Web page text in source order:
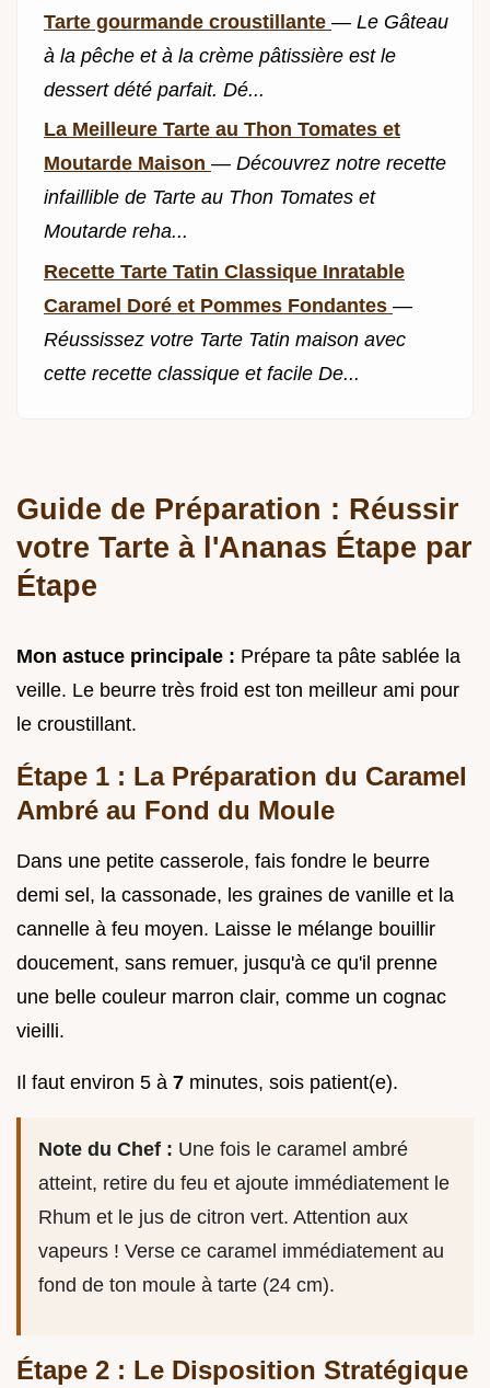
Tarte gourmande croustillante — Le Gâteau
à la pêche et à la crème pâtissière est le
dessert dété parfait. Dé...
La Meilleure Tarte au Thon Tomates et
Moutarde Maison — Découvrez notre recette
infaillible de Tarte au Thon Tomates et
Moutarde reha...
Recette Tarte Tatin Classique Inratable
Caramel Doré et Pommes Fondantes —
Réussissez votre Tarte Tatin maison avec
cette recette classique et facile De...
Guide de Préparation : Réussir
votre Tarte à l'Ananas Étape par
Étape
Mon astuce principale : Prépare ta pâte sablée la
veille. Le beurre très froid est ton meilleur ami pour
le croustillant.
Étape 1 : La Préparation du Caramel
Ambré au Fond du Moule
Dans une petite casserole, fais fondre le beurre
demi sel, la cassonade, les graines de vanille et la
cannelle à feu moyen. Laisse le mélange bouillir
doucement, sans remuer, jusqu'à ce qu'il prenne
une belle couleur marron clair, comme un cognac
vieilli.
Il faut environ 5 à 7 minutes, sois patient(e).
Note du Chef : Une fois le caramel ambré
atteint, retire du feu et ajoute immédiatement le
Rhum et le jus de citron vert. Attention aux
vapeurs ! Verse ce caramel immédiatement au
fond de ton moule à tarte (24 cm).
Étape 2 : Le Disposition Stratégique